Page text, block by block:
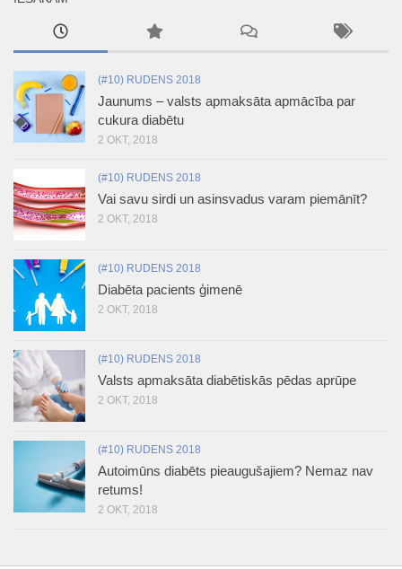
(#10) RUDENS 2018
Jaunums – valsts apmaksāta apmācība par
cukura diabētu
2 OKT, 2018
(#10) RUDENS 2018
Vai savu sirdi un asinsvadus varam piemānīt?
2 OKT, 2018
(#10) RUDENS 2018
Diabēta pacients ģimenē
2 OKT, 2018
(#10) RUDENS 2018
Valsts apmaksāta diabētiskās pēdas aprūpe
2 OKT, 2018
(#10) RUDENS 2018
Autoimūns diabēts pieaugušajiem? Nemaz nav
retums!
2 OKT, 2018